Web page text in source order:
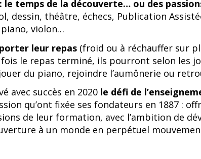
temps de la découverte… ou des
dessin, théâtre, échecs, Publication
violon…
leur repas (froid ou à réchauffer sur
le repas terminé, ils pourront selon les
du piano, rejoindre l’aumônerie ou
avec succès en 2020 le défi de
qu’ont fixée ses fondateurs en 1887 :
de leur formation, avec l’ambition de
à un monde en perpétuel